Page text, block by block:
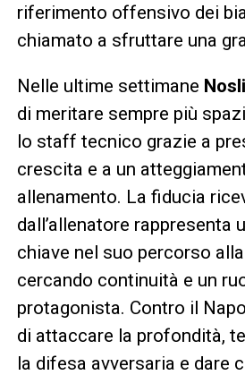
riferimento offensivo dei
chiamato a sfruttare una
Nelle ultime settimane
di meritare sempre più
lo staff tecnico grazie a
crescita e a un
allenamento. La fiducia
dall’allenatore rappresenta
chiave nel suo percorso
cercando continuità e un
protagonista. Contro il
di attaccare la profondità,
la difesa avversaria e dare